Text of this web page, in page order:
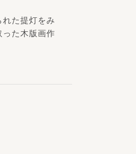
た提灯をみ
た木版画作